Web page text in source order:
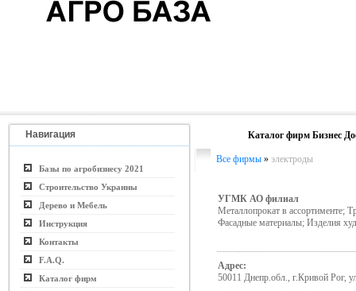
Навигация
Базы по агробизнесу 2021
Строительство Украины
Дерево и Мебель
Инструкция
Контакты
F.A.Q.
Каталог фирм
Каталог фирм Бизнес
Все фирмы » электроды
УГМК АО филиал
Металлопрокат в ассортименте;
Фасадные материалы; Изделия
Адрес:
50011 Днепр.обл., г.Кривой Рог,